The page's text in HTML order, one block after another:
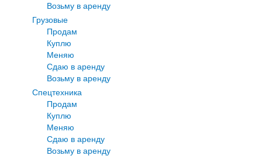
Возьму в аренду
Грузовые
Продам
Куплю
Меняю
Сдаю в аренду
Возьму в аренду
Спецтехника
Продам
Куплю
Меняю
Сдаю в аренду
Возьму в аренду